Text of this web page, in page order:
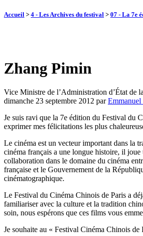
Accueil > 4 - Les Archives du festival > 07 - La 7e
Zhang Pimin
Vice Ministre de l’Administration d’État de
dimanche 23 septembre 2012 parEmmanuel
Je suis ravi que la 7e édition du Festival du
exprimer mes félicitations les plus
Le cinéma est un vecteur important dans la
cinéma français a une longue histoire, il
collaboration dans le domaine du cinéma
française et le Gouvernement de la
cinématographique.
Le Festival du Cinéma Chinois de Paris a
familiariser avec la culture et la tradition
soin, nous espérons que ces films vous
Je souhaite au « Festival Cinéma Chinois de